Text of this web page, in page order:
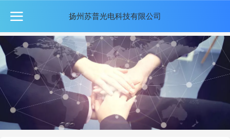
扬州苏普光电科技有限公司